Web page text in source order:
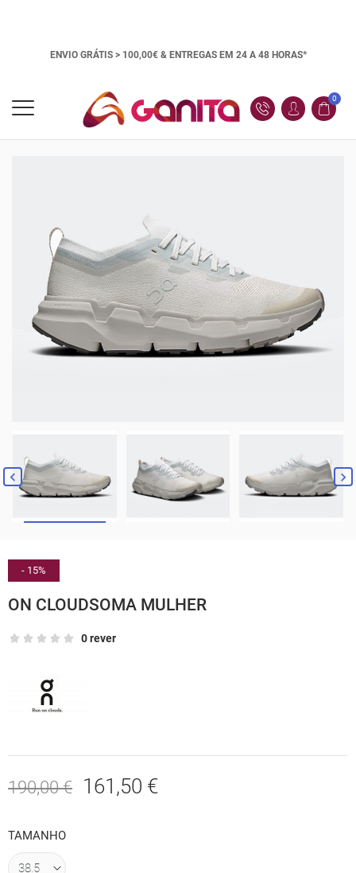
ENVIO GRÁTIS > 100,00€ & ENTREGAS EM 24 A 48 HORAS*
0
 
- 15%
ON CLOUDSOMA MULHER
0 rever
190,00 € 161,50 €
TAMANHO